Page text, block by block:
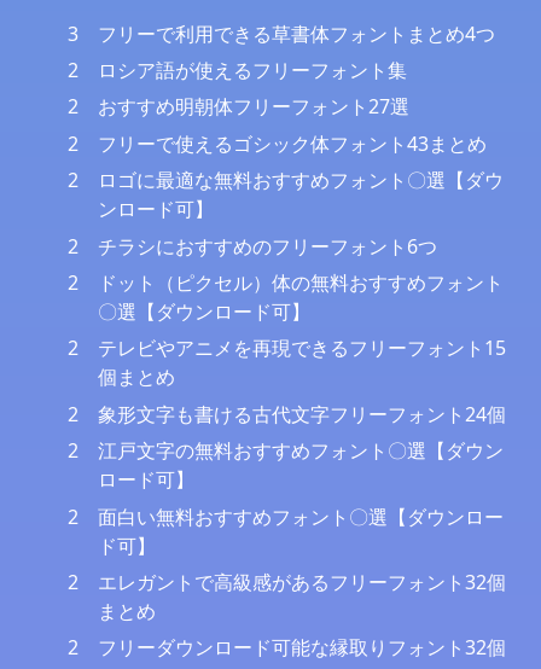
3
フリーで利用できる草書体フォントまとめ4つ
2
ロシア語が使えるフリーフォント集
2
おすすめ明朝体フリーフォント27選
2
フリーで使えるゴシック体フォント43まとめ
2
ロゴに最適な無料おすすめフォント〇選【ダウ
ンロード可】
2
チラシにおすすめのフリーフォント6つ
2
ドット（ピクセル）体の無料おすすめフォント
〇選【ダウンロード可】
2
テレビやアニメを再現できるフリーフォント15
個まとめ
2
象形文字も書ける古代文字フリーフォント24個
2
江戸文字の無料おすすめフォント〇選【ダウン
ロード可】
2
面白い無料おすすめフォント〇選【ダウンロー
ド可】
2
エレガントで高級感があるフリーフォント32個
まとめ
2
フリーダウンロード可能な縁取りフォント32個